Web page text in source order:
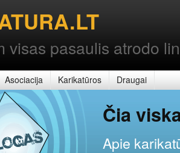
visas pasaulis atrodo
Asociacija Karikatūros Draugai
Čia
Apie